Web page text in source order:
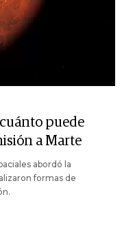
puede
a Marte
abordó la
formas de